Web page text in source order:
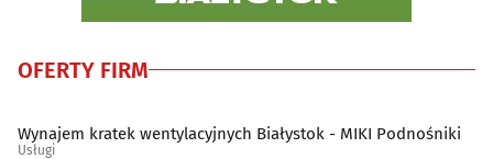
Wypożyczalnie narzędzi i elektronarzędzi
Wypożyczanie DVD i video(4)
Wywóz nieczystości i śmieci (9)
OFERTY FIRM
Wynajem kratek wentylacyjnych Białystok - MIKI Podnośniki
Usługi